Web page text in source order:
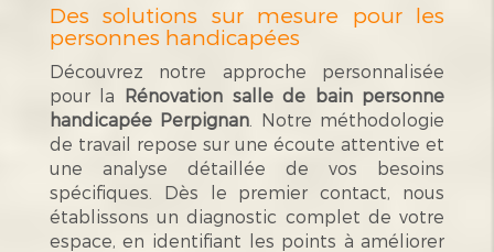
Des solutions sur mesure pour les
personnes handicapées
Découvrez notre approche personnalisée
pour la Rénovation salle de bain personne
handicapée Perpignan . Notre méthodologie
de travail repose sur une écoute attentive et
une analyse détaillée de vos besoins
spécifiques. Dès le premier contact, nous
établissons un diagnostic complet de votre
espace, en identifiant les points à améliorer